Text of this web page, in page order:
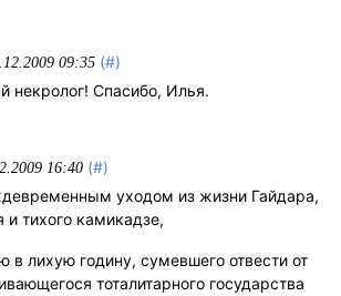
09:35 (#)
некролог! Спасибо, Илья.
16:40 (#)
уходом из жизни Гайдара,
и тихого камикадзе,
в лихую годину, сумевшего отвести от
тоталитарного государства